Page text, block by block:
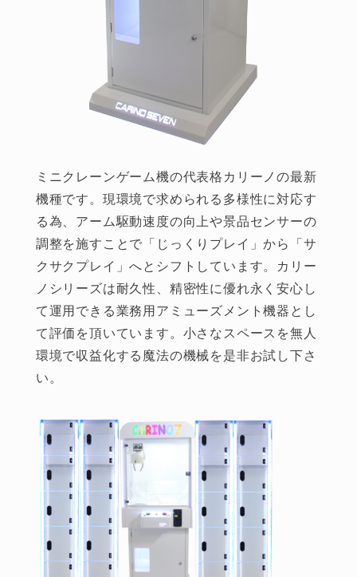
ミニクレーンゲーム機の代表格カリーノの最新
機種です。現環境で求められる多様性に対応す
る為、アーム駆動速度の向上や景品センサーの
調整を施すことで「じっくりプレイ」から「サ
クサクプレイ」へとシフトしています。カリー
ノシリーズは耐久性、精密性に優れ永く安心し
て運用できる業務用アミューズメント機器とし
て評価を頂いています。小さなスペースを無人
環境で収益化する魔法の機械を是非お試し下さ
い。